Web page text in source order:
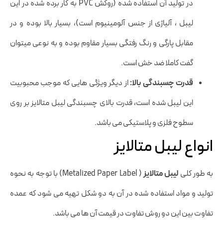
در تولید آن استفاده شده (روکش PVC به کار برده شده در این
لیبل ، آلیاژی از جنس آلومینیوم است)، بسیار بالا بوده و در
مقابل پارگی و رنگ رفتگی بسیار مقاوم بوده و به نوعی میتوان
گفت کاملا ضد خش است.
قدرت چسبندگی بالا:از دیگر ویژگی هایی که موجب محبوبیت
این لیبل شده است، قدرت بالای چسبندگی لیبل متالایز بر روی
سطوح فلزی و پلاستیکی می باشد.
انواع لیبل متالایز
به طور کلی لیبل متالایز
( Metalized Paper Label) با توجه به نحوه
تولید و مواد استفاده شده در آن به دو شکل تهیه می شود که عمده
تفاوت بین این دو روش تفاوت در قیمت آن ها می باشد.